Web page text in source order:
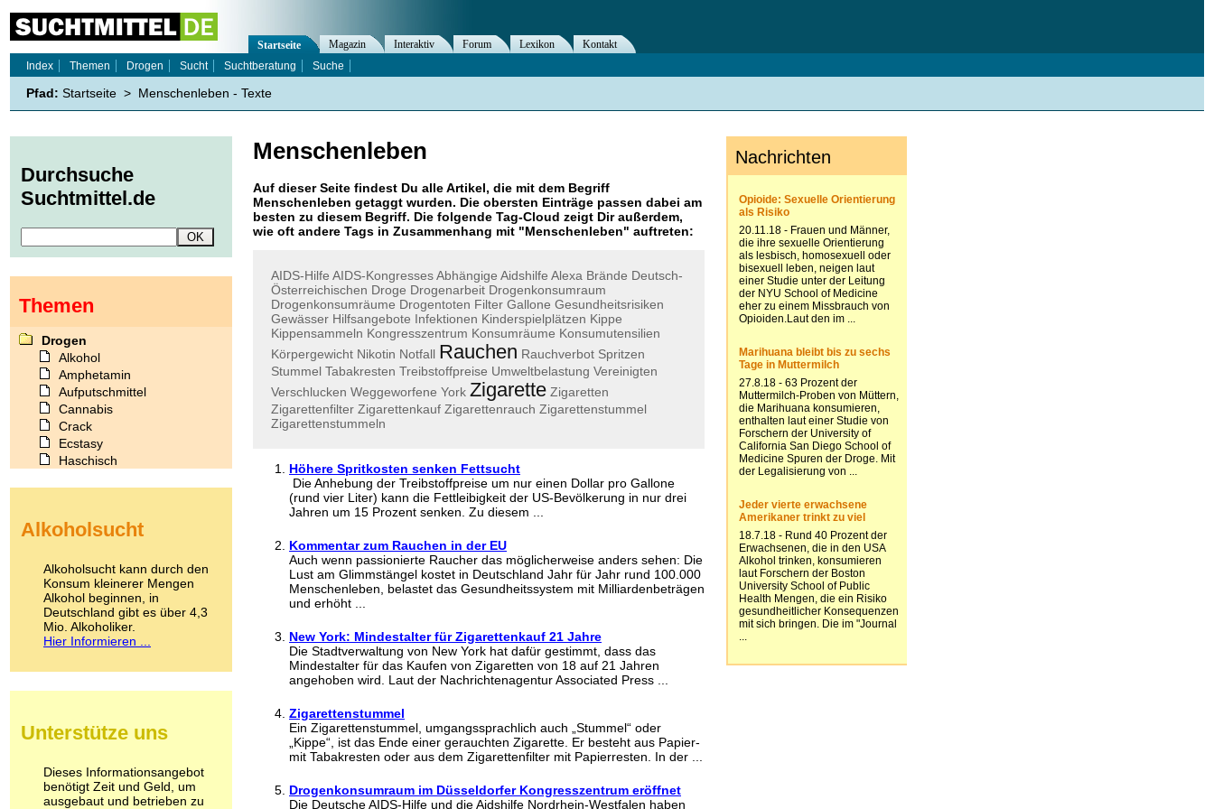
Menschenleben
Auf dieser Seite findest Du alle Artikel, die mit dem Begriff
Menschenleben getaggt wurden. Die obersten Einträge passen dabei am
besten zu diesem Begriff. Die folgende Tag-Cloud zeigt Dir außerdem,
wie oft andere Tags in Zusammenhang mit "Menschenleben" auftreten:
AIDS-Hilfe AIDS-KongressesAbhängige Aidshilfe Alexa Brände Deutsch-
Österreichischen Droge Drogenarbeit Drogenkonsumraum
Drogenkonsumräume Drogentoten Filter Gallone Gesundheitsrisiken
Gewässer Hilfsangebote Infektionen Kinderspielplätzen Kippe
Kippensammeln Kongresszentrum Konsumräume Konsumutensilien
Körpergewicht Nikotin Notfall Rauchen Rauchverbot Spritzen
Stummel Tabakresten Treibstoffpreise Umweltbelastung Vereinigten
Verschlucken Weggeworfene York Zigarette Zigaretten
Zigarettenfilter Zigarettenkauf Zigarettenrauch Zigarettenstummel
Zigarettenstummeln
Höhere Spritkosten senken Fettsucht
Die Anhebung der Treibstoffpreise um nur einen Dollar pro Gallone
(rund vier Liter) kann die Fettleibigkeit der US-Bevölkerung in nur drei
Jahren um 15 Prozent senken. Zu diesem ...
Kommentar zum Rauchen in der EU
Auch wenn passionierte Raucher das möglicherweise anders sehen: Die
Lust am Glimmstängel kostet in Deutschland Jahr für Jahr rund 100.000
Menschenleben, belastet das Gesundheitssystem mit Milliardenbeträgen
und erhöht ...
New York: Mindestalter für Zigarettenkauf 21 Jahre
Die Stadtverwaltung von New York hat dafür gestimmt, dass das
Mindestalter für das Kaufen von Zigaretten von 18 auf 21 Jahren
angehoben wird. Laut der Nachrichtenagentur Associated Press ...
Zigarettenstummel
Ein Zigarettenstummel, umgangssprachlich auch „Stummel“ oder
„Kippe“, ist das Ende einer gerauchten Zigarette. Er besteht aus Papier-
mit Tabakresten oder aus dem Zigarettenfilter mit Papierresten. In der ...
Drogenkonsumraum im Düsseldorfer Kongresszentrum eröffnet
Die Deutsche AIDS-Hilfe und die Aidshilfe Nordrhein-Westfalen haben
Startseite Magazin Interaktiv Forum Lexikon
Kontakt
Index
Themen Drogen Sucht Suchtberatung Suche
Pfad: Startseite > Menschenleben - Texte
Durchsuche
Suchtmittel.de
Themen
Drogen
Alkohol
Amphetamin
Aufputschmittel
Cannabis
Crack
Ecstasy
Haschisch
Kokain
LSD
Marihuana
Medikamente
Meskalin
Metamphetamin
Methadon
Pilze
Psychopharmaka
Schlafmittel
Schmerzmittel
Alkoholsucht
Alkoholsucht kann durch den
Konsum kleinerer Mengen
Alkohol beginnen, in
Deutschland gibt es über 4,3
Mio. Alkoholiker.
Hier Informieren ...
Unterstütze uns
Dieses Informationsangebot
benötigt Zeit und Geld, um
ausgebaut und betrieben zu